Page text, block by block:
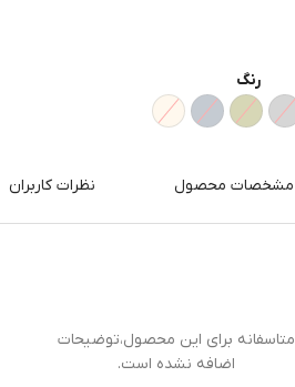
رنگ
مشخصات محصول نظرات کاربران
متاسفانه برای این محصول،توضیحات
اضافه نشده است.